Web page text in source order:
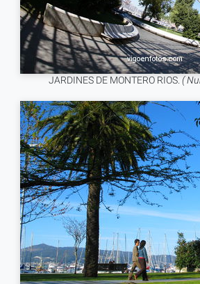
JARDINES DE MONTERO RIOS. (